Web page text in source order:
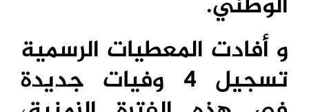
و أفادت المعطيات الرسمية
تسجيل 4 وفيات جديدة